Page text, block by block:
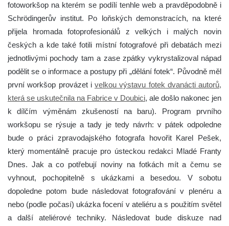
fotoworkšop na kterém se podílí tenhle web a pravděpodobně i
Schrödingerův institut. Po loňských demonstracích, na které
přijela hromada fotoprofesionálů z velkých i malých novin
českých a kde také fotili místní fotografové při debatách mezi
jednotlivými pochody tam a zase zpátky vykrystalizoval nápad
podělit se o informace a postupy při „dělání fotek“. Původně měl
první workšop provázet i velkou výstavu fotek dvanácti autorů,
která se uskutečnila na Fabrice v Doubici, ale došlo nakonec jen
k dílčím výměnám zkušeností na baru). Program prvního
workšopu se rýsuje a tady je tedy návrh: v pátek odpoledne
bude o práci zpravodajského fotografa hovořit Karel Pešek,
který momentálně pracuje pro ústeckou redakci Mladé Franty
Dnes. Jak a co potřebují noviny na fotkách mít a čemu se
vyhnout, pochopitelně s ukázkami a besedou. V sobotu
dopoledne potom bude následovat fotografování v plenéru a
nebo (podle počasí) ukázka focení v ateliéru a s použitím světel
a další ateliérové techniky. Následovat bude diskuze nad